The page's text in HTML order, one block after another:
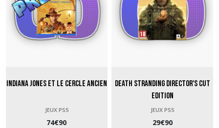
Indiana Jones et le Cercle Ancien
JEUX PS5
74€90
Death Stranding Director's Cut
Edition
JEUX PS5
29€90